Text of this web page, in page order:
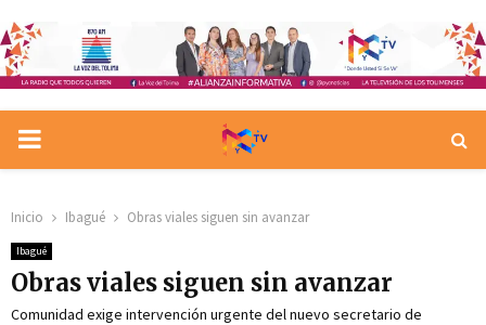
PRIMARY
Inicio Ibagué Obras viales siguen sin avanzar
Ibagué
Obras viales siguen sin avanzar
Comunidad exige intervención urgente del nuevo secretario de